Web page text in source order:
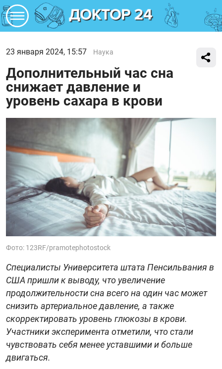
23 января 2024, 15:57 Наука
Дополнительный час сна
снижает давление и
уровень сахара в крови
Фото: 123RF/pramotephotostock
Специалисты Университета штата Пенсильвания в
США пришли к выводу, что увеличение
продолжительности сна всего на один час может
снизить артериальное давление, а также
скорректировать уровень глюкозы в крови.
Участники эксперимента отметили, что стали
чувствовать себя менее уставшими и больше
двигаться.